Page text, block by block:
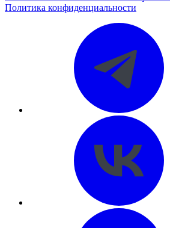
Политика конфиденциальности